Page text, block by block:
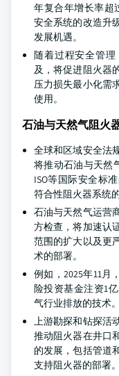
年复合年增长率超
安全系统的改造升
发展机遇。
随着过程安全管理
及，将促进阻火器
压力损失最小化需
使用。
石油与天然气阻火
全球和区域安全法
将推动石油与天然
ISO等国际安全标
符合性阻火器系统的
石油与天然气运营
方检查，将加速认
范围的扩大以及更
术的部署。
例如，2025年11月
险投资基金注资1
气行业排放的技术。
上游勘探和钻探活
推动阻火器在井口
的发展，包括管道
支持阻火器的部署。